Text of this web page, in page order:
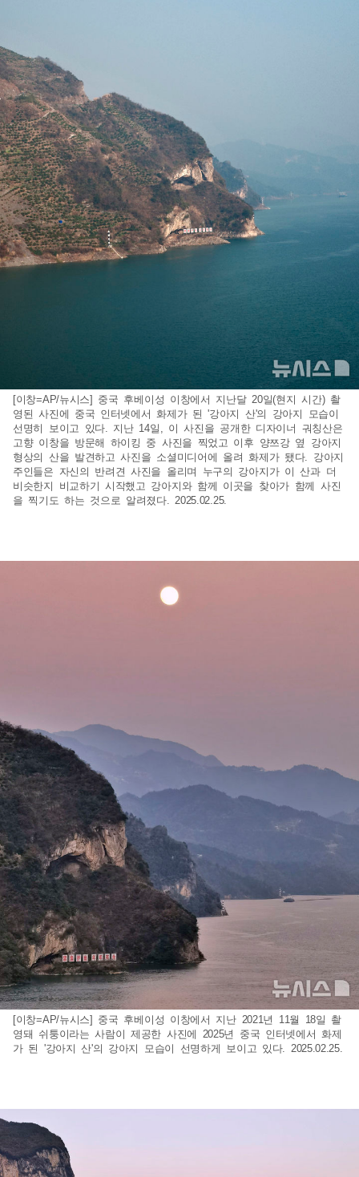
[이창=AP/뉴시스] 중국 후베이성 이창에서 지난달 20일(현지 시간) 촬
영된 사진에 중국 인터넷에서 화제가 된 '강아지 산'의 강아지 모습이
선명히 보이고 있다. 지난 14일, 이 사진을 공개한 디자이너 궈칭산은
고향 이창을 방문해 하이킹 중 사진을 찍었고 이후 양쯔강 옆 강아지
형상의 산을 발견하고 사진을 소셜미디어에 올려 화제가 됐다. 강아지
주인들은 자신의 반려견 사진을 올리며 누구의 강아지가 이 산과 더
비슷한지 비교하기 시작했고 강아지와 함께 이곳을 찾아가 함께 사진
을 찍기도 하는 것으로 알려졌다. 2025.02.25.
[이창=AP/뉴시스] 중국 후베이성 이창에서 지난 2021년 11월 18일 촬
영돼 쉬퉁이라는 사람이 제공한 사진에 2025년 중국 인터넷에서 화제
가 된 '강아지 산'의 강아지 모습이 선명하게 보이고 있다. 2025.02.25.